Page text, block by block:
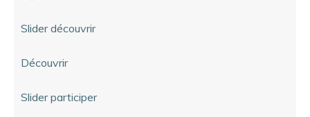
Slider découvrir
Découvrir
Slider participer